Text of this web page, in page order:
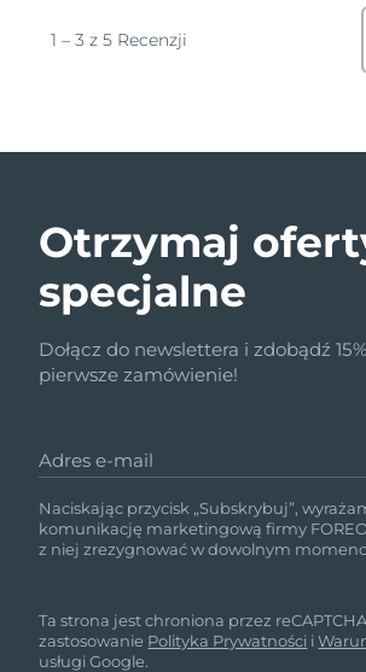
Otrzymaj
specjalne
Dołącz do newslettera i zdobądź
pierwsze zamówienie!
Adres e-mail
Naciskając przycisk „Subskrybuj”,
komunikację marketingową firmy
z niej zrezygnować w dowolnym
Ta strona jest chroniona przez
zastosowanie Polityka Prywatności i
usługi Google.